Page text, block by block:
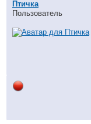
Птичка
Пользователь